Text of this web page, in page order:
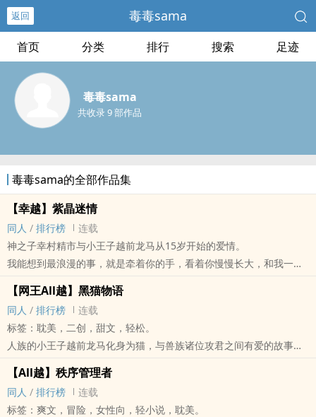
返回 毒毒sama
首页 分类 排行 搜索 足迹
毒毒sama
共收录 9 部作品
毒毒sama的全部作品集
【幸越】紫晶迷情
‌‍‎同‍‌‎人‌ / 排行榜
连载
神之子幸村精市与小王子越前龙马从15岁开始的爱情。
我能想到最浪漫的事，就是牵着你的手，看着你慢慢长大，和我一起
【网王All越】黑猫物语
‌‍‎同‍‌‎人‌ / 排行榜
连载
标签：‎‌‍耽‎‌美‌‌，二创，甜文，轻松。
人族的小王子越前龙马化身为猫，与兽族诸位攻君之间有爱的故事。
【All越】秩序管理者
‌‍‎同‍‌‎人‌ / 排行榜
连载
标签：爽文，冒险，女性向，轻小说，‎‌‍耽‎‌美‌‌。